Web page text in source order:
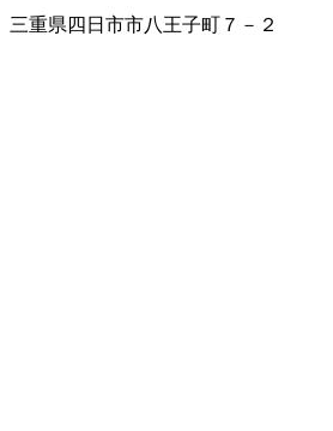
三重県四日市市八王子町７－２